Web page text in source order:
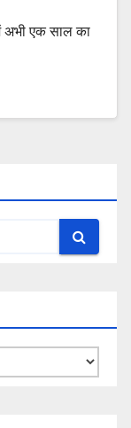
अभी एक साल का